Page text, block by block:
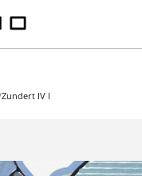
Zundert IV I